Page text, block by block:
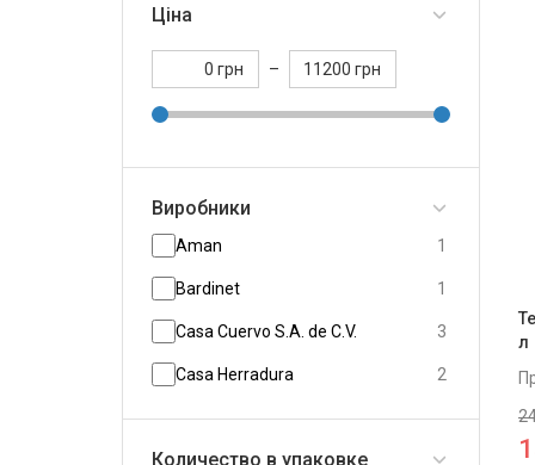
Ціна
грн – грн
Виробники
Aman 1
Bаrdinet 1
Casa Cuervo S.A. de C.V. 3
Casa Herradura 2
Casa Noble 3
Casamigos 3
Количество в упаковке
л